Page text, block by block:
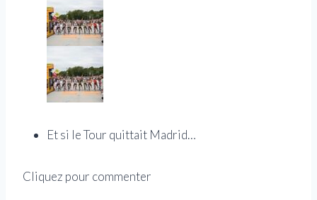
Et si le Tour quittait Madrid…
Cliquez pour commenter